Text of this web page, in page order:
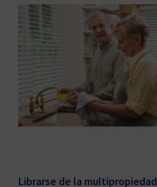
Librarse de la multipropiedad